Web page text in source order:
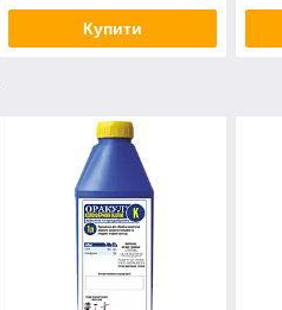
Купити